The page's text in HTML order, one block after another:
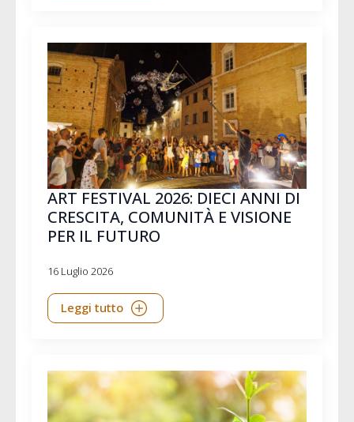
ART FESTIVAL 2026: DIECI ANNI DI
CRESCITA, COMUNITÀ E VISIONE
PER IL FUTURO
16 Luglio 2026
Leggi tutto